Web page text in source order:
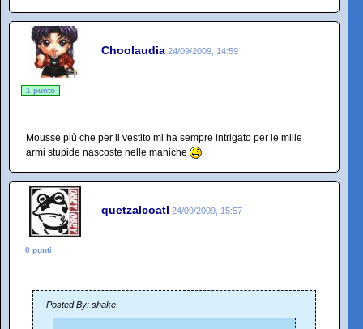
Choolaudia 24/09/2009, 14:59
1 punto
Mousse più che per il vestito mi ha sempre intrigato per le mille
armi stupide nascoste nelle maniche
quetzalcoatl 24/09/2009, 15:57
0 punti
Posted By: shake